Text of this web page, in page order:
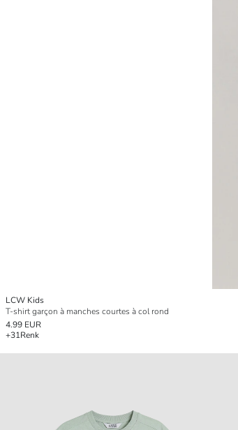
LCW Kids
T-shirt garçon à manches courtes à col rond
4.99 EUR
+31Renk